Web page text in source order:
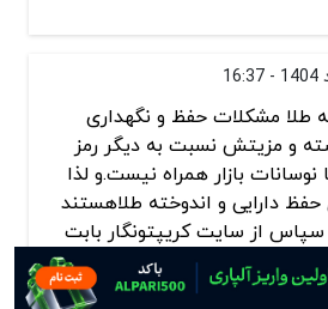
طلا مشکلات حفظ و نگهداری
و مزیتش نسبت به دیگر رمز
بازار همراه نیست.و لذا
حفظ دارایی و اندوخته طلاهستند
از سایت کریپتونگار بابت
و ویژگی ها و پتانسیل هر کدام .
به صرافی بیتکس روم استاد